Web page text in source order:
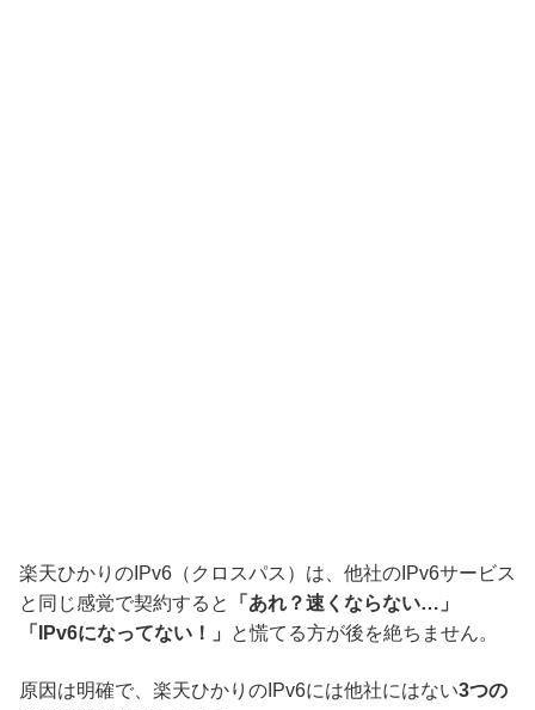
楽天ひかりのIPv6（クロスパス）は、他社のIPv6サービス
と同じ感覚で契約すると
「あれ？速くならない…」
「IPv6になってない！」
と慌てる方が後を絶ちません。
原因は明確で、楽天ひかりのIPv6には他社にはない3つの